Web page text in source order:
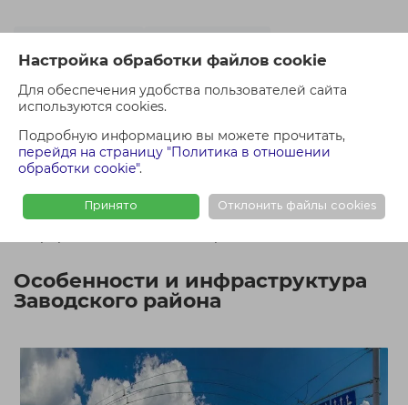
Настройка обработки файлов cookie
Для обеспечения удобства пользователей сайта
используются cookies.
Подробную информацию вы можете прочитать,
перейдя на страницу "Политика в отношении
обработки cookie".
Принято Отклонить файлы cookies
Трёхкомнатные
Четырёхкомнатные
В юго-восточной части столицы располагается
Заводской. Здесь расположены десятки
промышленных предприятий и строительных
организаций. Такая особенность позволяет легко найти
жилье в аренду недалеко от места работы.
Собственники предлагают в аренду квартиры в
Особенности и инфраструктура
Заводского района